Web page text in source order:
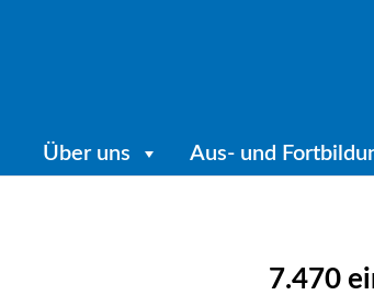
Über uns Aus- und
7.470